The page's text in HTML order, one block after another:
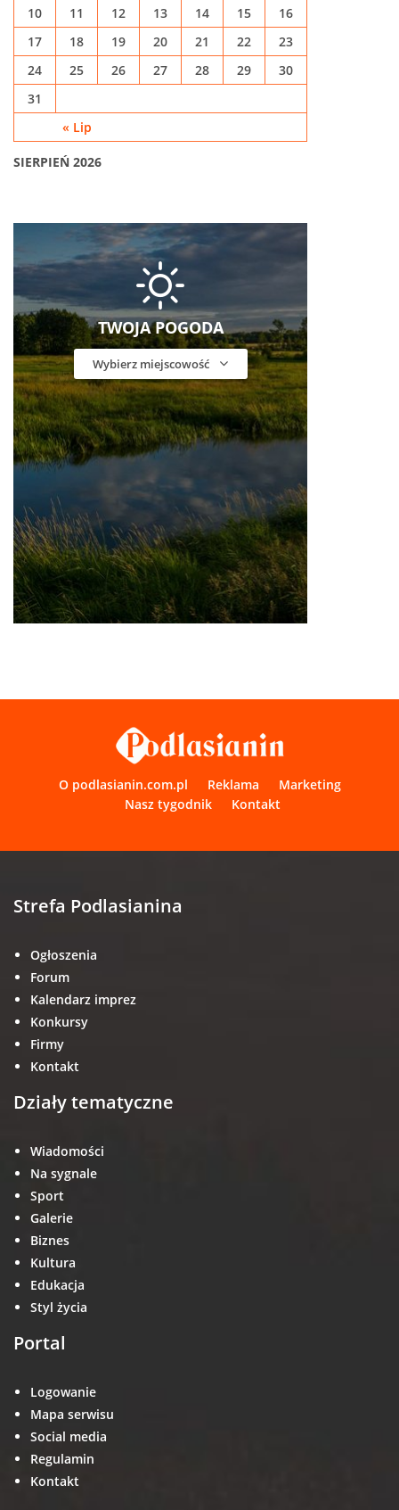
SIERPIEŃ 2026
« Lip
10
11 12 13 14 15
16
17
18 19 20 21 22
23
24
25 26 27 28 29
30
31
TWOJA POGODA
Wybierz miejscowość
O podlasianin.com.pl Reklama
Marketing
Nasz tygodnik
Kontakt
Strefa Podlasianina
Ogłoszenia
Forum
Kalendarz imprez
Konkursy
Firmy
Kontakt
Działy tematyczne
Wiadomości
Na sygnale
Sport
Galerie
Biznes
Kultura
Edukacja
Styl życia
Portal
Logowanie
Mapa serwisu
Social media
Regulamin
Kontakt